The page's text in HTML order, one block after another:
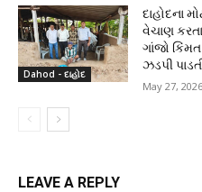
Dahod - દાહોદ
દાહોદના
વેચાણ
ગાંજો
ઝડપી
May 27, 2026
LEAVE A REPLY